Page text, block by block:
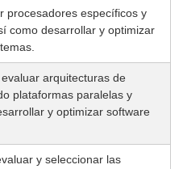
procesadores específicos y
como desarrollar y optimizar
arquitecturas de
plataformas paralelas y
y optimizar software
y seleccionar las